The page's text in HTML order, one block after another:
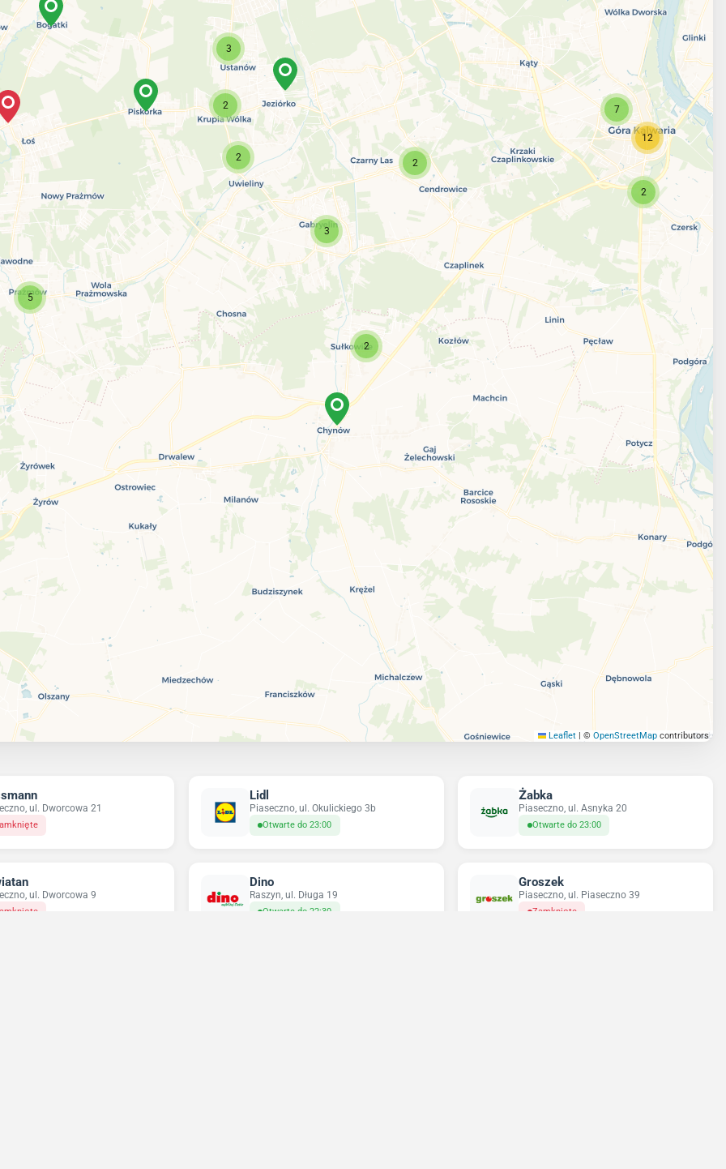
3
2
2 2
3
5
7
2
12
2
Leaflet | © OpenStreetMap contributors
ul. Dworcowa 21
Lidl
Piaseczno, ul. Okulickiego 3b
Otwarte do 23:00
Żabka
Piaseczno, ul. Asnyka 20
Otwarte do 23:00
ul. Dworcowa 9
Dino
Raszyn, ul. Długa 19
Otwarte do 22:30
Groszek
Piaseczno, ul. Piaseczno 39
Zamknięte